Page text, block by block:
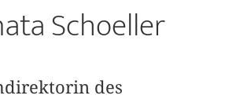
Schoeller
des